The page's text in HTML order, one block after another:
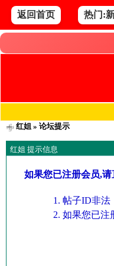
返回首页 热门:
红姐» 论坛提示
红姐 提示信息
如果您已注册会员,
帖子ID非法
如果您已注